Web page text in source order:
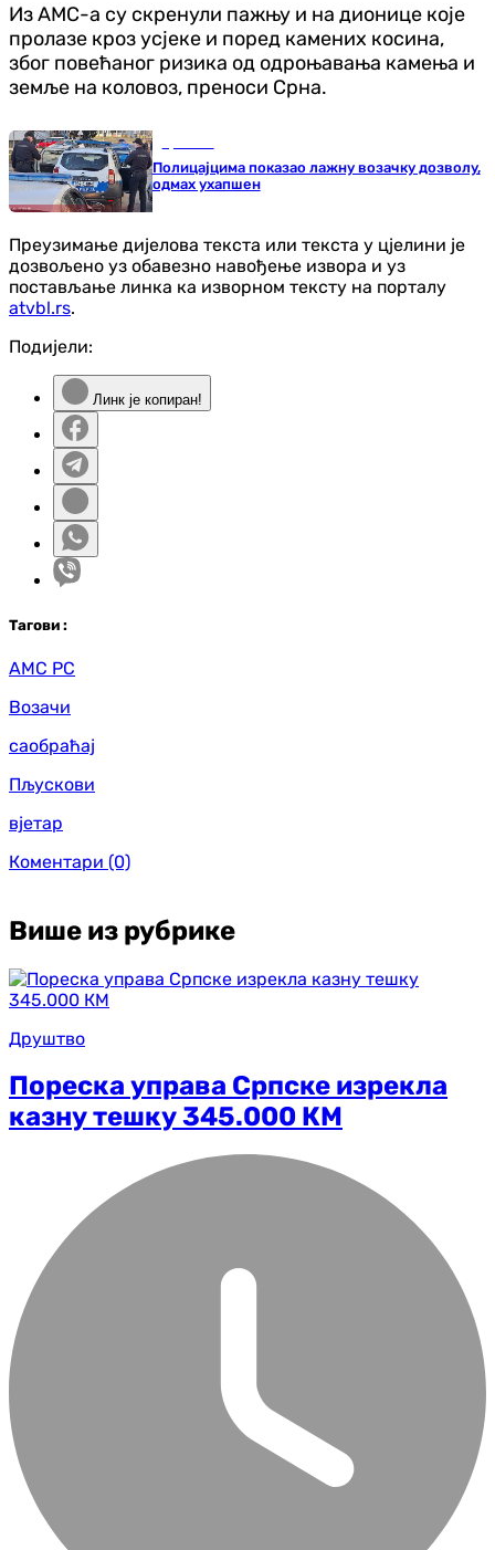
Из АМС-а су скренули пажњу и на дионице које
пролазе кроз усјеке и поред камених косина,
због повећаног ризика од одроњавања камења и
земље на коловоз, преноси Срна.
Полицајцима показао лажну возачку дозволу,
одмах ухапшен
Преузимање дијелова текста или текста у цјелини је
дозвољено уз обавезно навођење извора и уз
постављање линка ка изворном тексту на порталу
atvbl.rs.
Подијели:
Линк је копиран!
Тагови :
АМС РС
Возачи
саобраћај
Пљускови
вјетар
Коментари (0)
Више из рубрике
Друштво
Пореска управа Српске изрекла
казну тешку 345.000 КМ